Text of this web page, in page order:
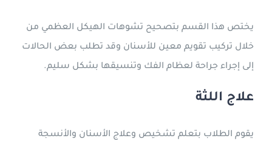
يختص هذا القسم بتصحيح تشوهات الهيكل العظمي من
خلال تركيب تقويم معين للأسنان وقد تطلب بعض الحالات
إلى إجراء جراحة لعظام الفك وتنسيقها بشكل سليم.
علاج اللثة
يقوم الطلاب بتعلم تشخيص وعلاج الأسنان والأنسجة